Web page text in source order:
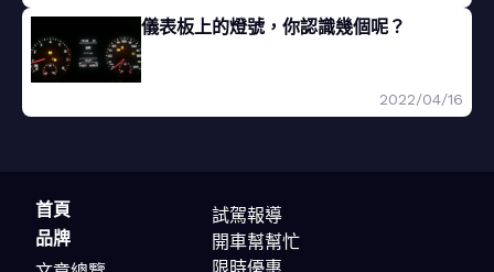
儀表板上的燈號，你認識幾個呢？
2022/04/16
首頁
品牌
試駕報導
開車幫幫忙
限時優惠